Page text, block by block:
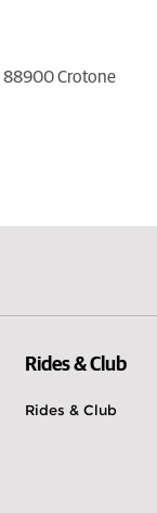
88900 Crotone
Rides & Club
Rides & Club